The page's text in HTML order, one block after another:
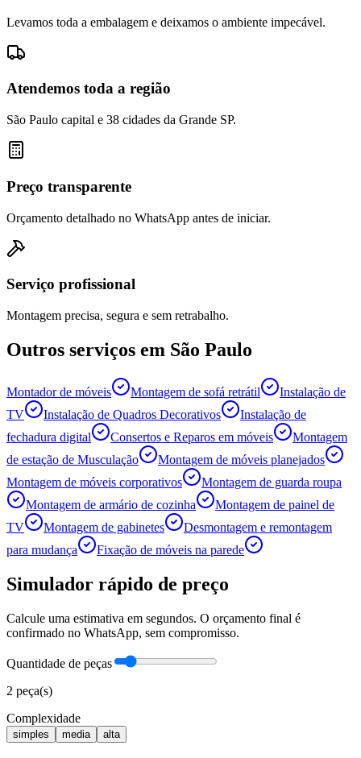
Levamos toda a embalagem e deixamos o ambiente impecável.
Atendemos toda a região
São Paulo capital e 38 cidades da Grande SP.
Preço transparente
Orçamento detalhado no WhatsApp antes de iniciar.
Serviço profissional
Montagem precisa, segura e sem retrabalho.
Outros serviços em São Paulo
Montador de móveis Montagem de sofá retrátil
Instalação de
TV
Instalação de Quadros Decorativos
Instalação de
fechadura digital
Consertos e Reparos em móveis
Montagem
de estação de Musculação
Montagem de móveis planejados
Montagem de móveis corporativos
Montagem de guarda roupa
Montagem de armário de cozinha
Montagem de painel de
TV
Montagem de gabinetes
Desmontagem e remontagem
para mudança
Fixação de móveis na parede
Simulador rápido de preço
Calcule uma estimativa em segundos. O orçamento final é
confirmado no WhatsApp, sem compromisso.
Quantidade de peças
2 peça(s)
Complexidade
simples media alta